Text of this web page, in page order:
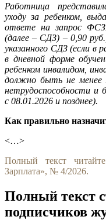
Работница
уходу за ребенком,
ответе на запрос
(далее – СДЗ) – 0,90
указанного СДЗ (если в
в дневной форме
ребенком инвалидом,
должно быть не менее
нетрудоспособности и
с 08.01.2026 и позднее).
Как правильно
<…>
Полный текст
Зарплата», № 4/2026.
Полный текст
подписчиков